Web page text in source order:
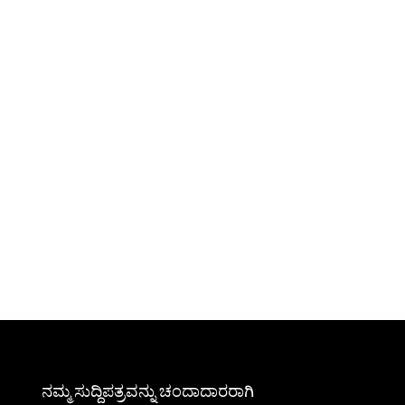
ನಮ್ಮ ಸುದ್ದಿಪತ್ರವನ್ನು ಚಂದಾದಾರರಾಗಿ